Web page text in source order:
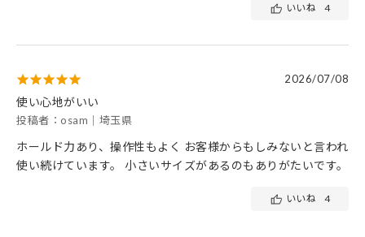
いいね 4
2026/07/08
使い心地がいい
投稿者：osam｜埼玉県
ホールド力あり、操作性もよく お客様からもしみないと言われ
使い続けています。 小さいサイズがあるのもありがたいです。
いいね 4